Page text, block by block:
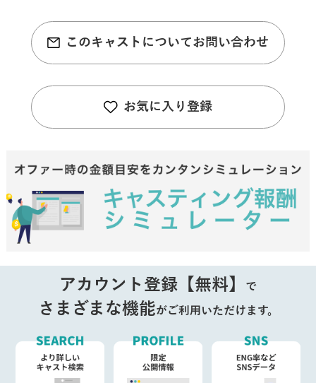
このキャストについてお問い合わせ
お気に入り登録
アカウント登録【無料】 で
さまざまな機能がご利用いただけます。